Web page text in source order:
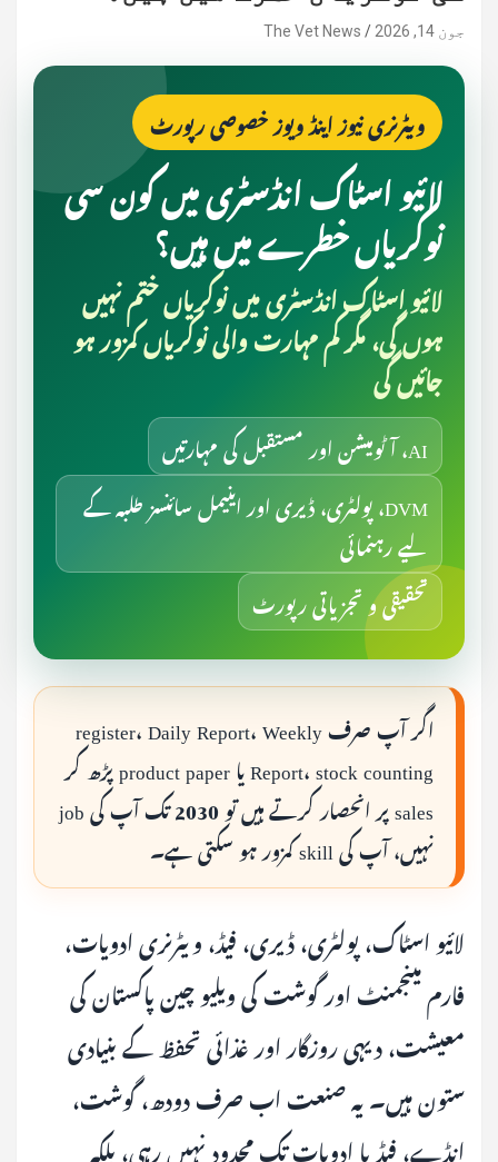
جون 14, 2026 The Vet News
ویٹرنری نیوز اینڈ ویوز خصوصی رپورٹ
لائیو اسٹاک انڈسٹری میں کون سی
نوکریاں خطرے میں ہیں؟
لائیو اسٹاک انڈسٹری میں نوکریاں ختم نہیں
ہوں گی، مگر کم مہارت والی نوکریاں کمزور ہو
جائیں گی
AI، آٹومیشن اور مستقبل کی مہارتیں
DVM، پولٹری، ڈیری اور اینیمل سائنسز طلبہ کے
لیے رہنمائی
تحقیقی و تجزیاتی رپورٹ
اگر آپ صرف register، Daily Report، Weekly
Report، stock counting یا product paper پڑھ کر
sales پر انحصار کرتے ہیں تو 2030 تک آپ کی job
نہیں، آپ کی skill کمزور ہو سکتی ہے۔
لائیو اسٹاک، پولٹری، ڈیری، فیڈ، ویٹرنری ادویات،
فارم مینجمنٹ اور گوشت کی ویلیو چین پاکستان کی
معیشت، دیہی روزگار اور غذائی تحفظ کے بنیادی
ستون ہیں۔ یہ صنعت اب صرف دودھ، گوشت،
انڈے، فیڈ یا ادویات تک محدود نہیں رہی، بلکہ